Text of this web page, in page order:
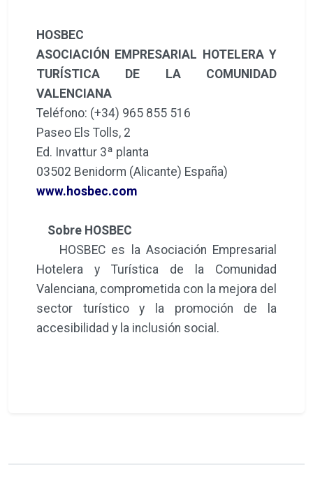
HOSBEC
ASOCIACIÓN EMPRESARIAL HOTELERA Y
TURÍSTICA DE LA COMUNIDAD
VALENCIANA
Teléfono: (+34) 965 855 516
Paseo Els Tolls, 2
Ed. Invattur 3ª planta
03502 Benidorm (Alicante) España)
www.hosbec.com
Sobre HOSBEC
HOSBEC es la Asociación Empresarial
Hotelera y Turística de la Comunidad
Valenciana, comprometida con la mejora del
sector turístico y la promoción de la
accesibilidad y la inclusión social.